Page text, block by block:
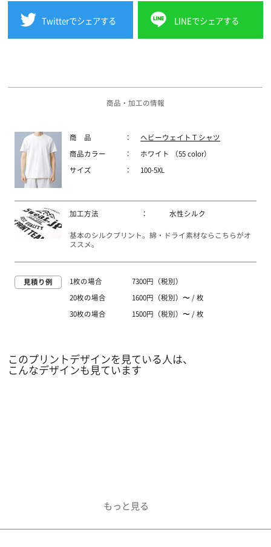
Twitterでシェアする LINEでシェアする
商品・加工の情報
商 品 ： ヘビーウェイトＴシャツ
商品カラー ： ホワイト （55 color）
サイズ ： 100-5XL
加工方法 ： 水性シルク
基本のシルクプリント。綿・ドライ素材ならこちらがオ
ススメ。
見積り例 1枚の場合 7300円（税別）
20枚の場合 1600円（税別）〜 / 枚
30枚の場合 1500円（税別）〜 / 枚
このプリントデザインを見ている人は、
こんなデザインも見ています